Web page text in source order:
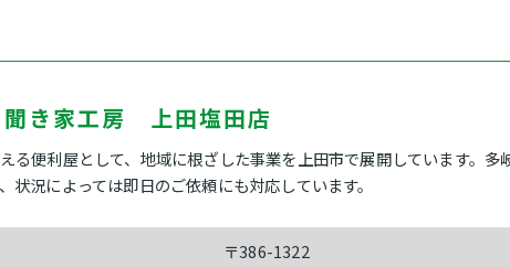
聞き家工房 上田塩田店
る便利屋として、地域に根ざした事業を上田市で展開しています。
状況によっては即日のご依頼にも対応しています。
〒386-1322